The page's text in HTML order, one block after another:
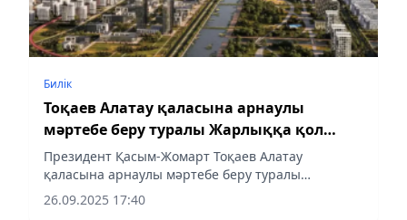
Билік
Тоқаев Алатау қаласына арнаулы
мәртебе беру туралы Жарлыққа қол
қойды
Президент Қасым-Жомарт Тоқаев Алатау
қаласына арнаулы мәртебе беру туралы
Жарлыққа қол қойды, - деп хабарлайды
Аqshamnews.kz тілшісі.
26.09.2025 17:40